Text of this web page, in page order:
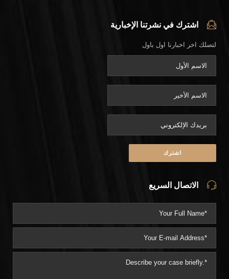
اشترك في نشرتنا الإخبارية
لتصلك اخر اخبارنا اول باول
الاتصال السريع